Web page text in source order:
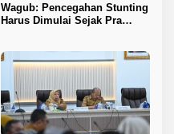
Wagub: Pencegahan Stunting
Harus Dimulai Sejak Pra